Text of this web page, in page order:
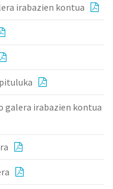
irabazien kontua
galera irabazien kontua